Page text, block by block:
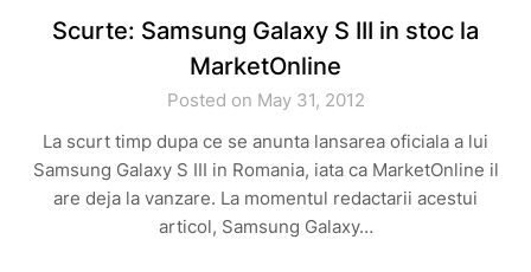
Scurte: Samsung Galaxy S III in stoc la
MarketOnline
Posted on May 31, 2012
La scurt timp dupa ce se anunta lansarea oficiala a lui
Samsung Galaxy S III in Romania, iata ca MarketOnline il
are deja la vanzare. La momentul redactarii acestui
articol, Samsung Galaxy…